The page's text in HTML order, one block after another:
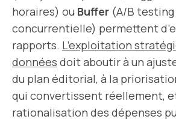
horaires) ou Buffer (A/B
concurrentielle) permettent
rapports. L’exploitation
données doit aboutir à un
du plan éditorial, à la
qui convertissent réellement,
rationalisation des dépenses